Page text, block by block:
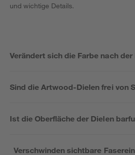
und wichtige Details.
Verändert sich die Farbe nach
Sind die Artwood-Dielen frei von
Ist die Oberfläche der Dielen
Verschwinden sichtbare